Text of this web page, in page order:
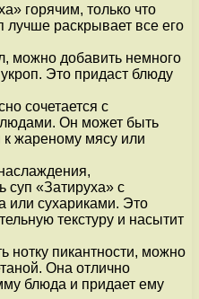
горячим, только что
раскрывает все его
можно добавить немного
Это придаст блюду
сочетается с
Он может быть
жареному мясу или
суп «Затируха» с
или сухариками. Это
текстуру и насытит
нотку пикантности, можно
Она отлично
блюда и придает ему